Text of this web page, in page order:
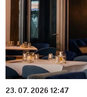
23. 07. 2026 12:47